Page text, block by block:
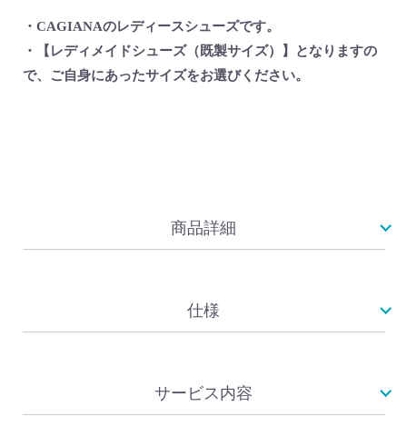
・CAGIANAのレディースシューズです。
・【レディメイドシューズ（既製サイズ）】となりますの
で、ご自身にあったサイズをお選びください。
商品詳細
仕様
サービス内容